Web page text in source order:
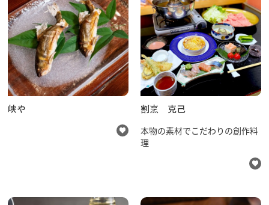
峡や 割烹 克己
本物の素材でこだわりの創作料
理